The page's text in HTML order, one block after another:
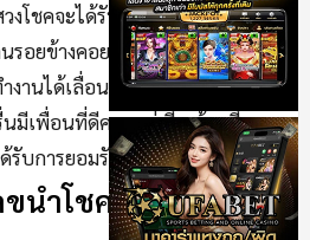
งโชคจะได้รับเงินก้อนโตเข้ามา
อยข้างคอยให้การช่วยเหลือใน
งานได้เลื่อนตำแหน่งหน้าที่การ
นมีเพื่อนที่ดีคอยอยู่เคียงข้าง มี
รับการยอมรับมากขึ้นเป็นอย่างดี
ขนำโชค